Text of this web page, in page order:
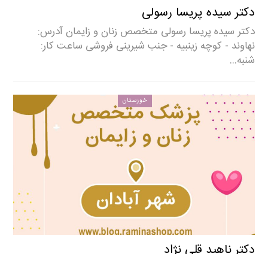
دکتر سیده پریسا رسولی
دکتر سیده پریسا رسولی متخصص زنان و زایمان آدرس:
نهاوند - کوچه زینبیه - جنب شیرینی فروشی ساعت کار:
شنبه…
خوزستان